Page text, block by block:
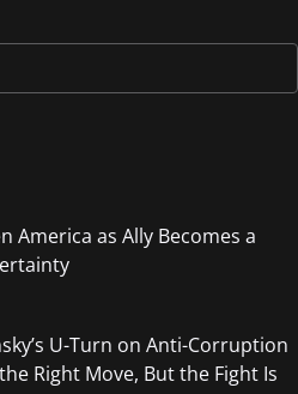
America as Ally Becomes a
U-Turn on Anti-Corruption
Right Move, But the Fight Is